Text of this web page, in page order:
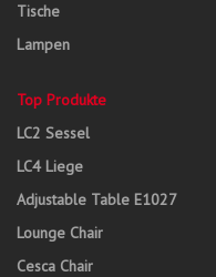
Tische
Lampen
Top Produkte
LC2 Sessel
LC4 Liege
Adjustable Table E1027
Lounge Chair
Cesca Chair